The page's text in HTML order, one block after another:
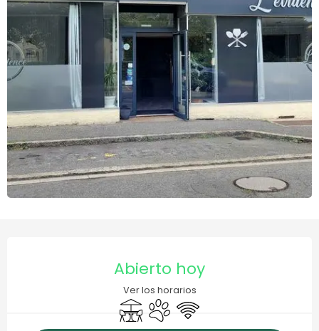
Abierto hoy
Ver los horarios
TerrazaSe aceptan animales
Wifi